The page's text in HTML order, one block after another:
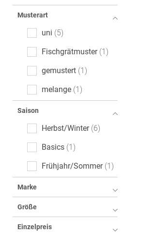
Musterart
uni 5
Fischgrätmuster 1
gemustert 1
melange 1
Saison
Herbst/Winter 6
Basics 1
Frühjahr/Sommer 1
Marke
Größe
Einzelpreis